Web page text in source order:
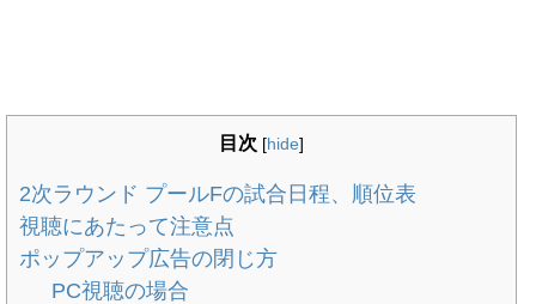
目次 [hide]
2次ラウンド プールFの試合日程、順位表
視聴にあたって注意点
ポップアップ広告の閉じ方
PC視聴の場合